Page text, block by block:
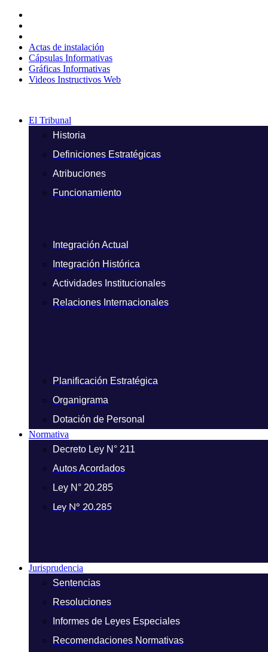
contenido
Actas de instalación
Cápsulas Informativas
Gráficas Informativas
Videos Instructivos Web
El Tribunal
Historia
Definiciones Estratégicas
Atribuciones
Funcionamiento
Integración Actual
Integración Histórica
Actividades Institucionales
Relaciones Internacionales
Planificación Estratégica
Organigrama
Dotación de Personal
Normativa
Decreto Ley N° 211
Autos Acordados
Ley N° 20.285
Ley N° 20.285
Jurisprudencia
Sentencias
Resoluciones
Informes de Leyes Especiales
Recomendaciones Normativas